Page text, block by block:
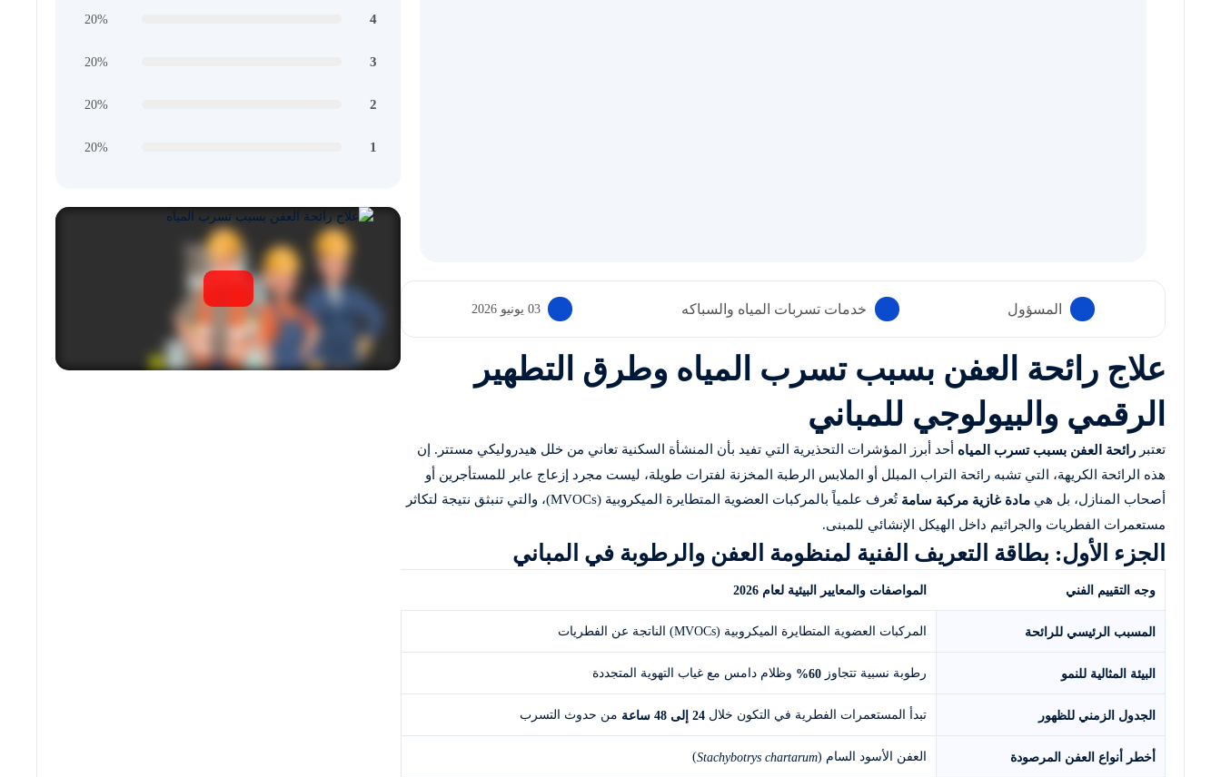
المسؤول خدمات تسربات المياه والسباكه 03 يونيو 2026
علاج رائحة العفن بسبب تسرب المياه وطرق التطهير
الرقمي والبيولوجي للمباني
تعتبر رائحة العفن بسبب تسرب المياه أحد أبرز المؤشرات التحذيرية التي تفيد بأن المنشأة السكنية تعاني من خلل هيدروليكي مستتر. إن
هذه الرائحة الكريهة، التي تشبه رائحة التراب المبلل أو الملابس الرطبة المخزنة لفترات طويلة، ليست مجرد إزعاج عابر للمستأجرين أو
أصحاب المنازل، بل هي مادة غازية مركبة سامة
تُعرف علمياً بالمركبات العضوية المتطايرة الميكروبية (MVOCs)، والتي تنبثق نتيجة لتكاثر
مستعمرات الفطريات والجراثيم داخل الهيكل الإنشائي للمبنى.
الجزء الأول: بطاقة التعريف الفنية لمنظومة العفن والرطوبة في المباني
وجه التقييم الفني المواصفات والمعايير البيئية لعام 2026
المسبب الرئيسي للرائحة المركبات العضوية المتطايرة الميكروبية (MVOCs) الناتجة عن الفطريات
البيئة المثالية للنمو رطوبة نسبية تتجاوز60% وظلام دامس مع غياب التهوية المتجددة
الجدول الزمني للظهور تبدأ المستعمرات الفطرية في التكون خلال24 إلى 48 ساعة من حدوث التسرب
أخطر أنواع العفن المرصودة العفن الأسود السام (Stachybotrys chartarum
)
4
20%
3
20%
2
20%
1
20%